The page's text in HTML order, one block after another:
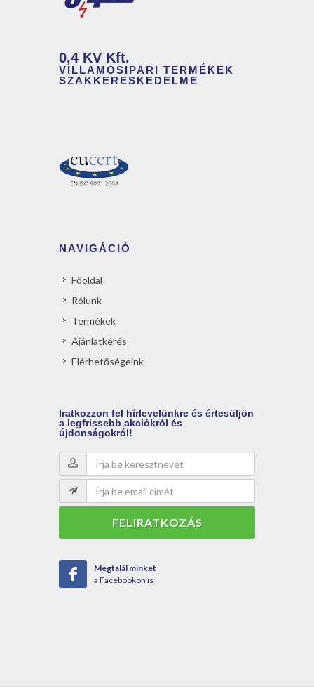
0,4 KV Kft.
VILLAMOSIPARI TERMÉKEK
SZAKKERESKEDELME
NAVIGÁCIÓ
Főoldal
Rólunk
Termékek
Ajánlatkérés
Elérhetőségeink
Iratkozzon fel hírlevelünkre és értesüljön
a legfrissebb akciókról és
újdonságokról!
FELIRATKOZÁS
Megtalál minket
a Facebookon is